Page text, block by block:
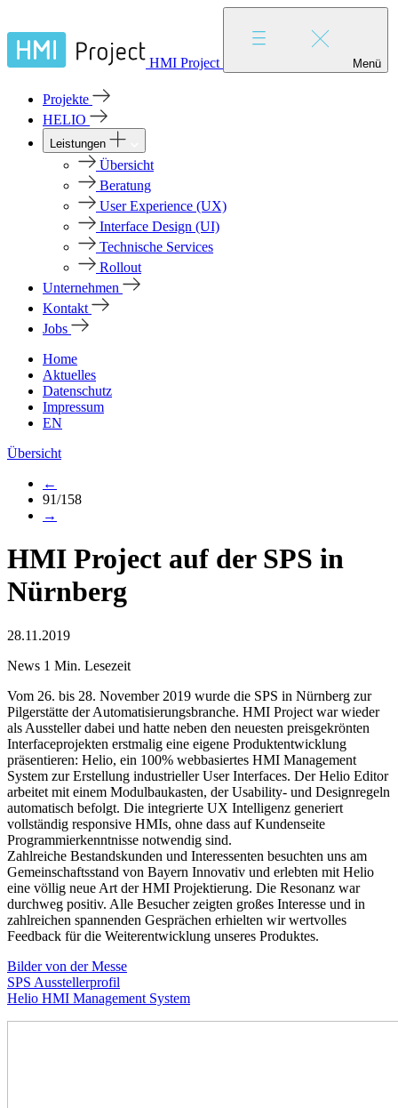
HMI Project Menü
Projekte
HELIO
Leistungen
Übersicht
Beratung
User Experience (UX)
Interface Design (UI)
Technische Services
Rollout
Unternehmen
Kontakt
Jobs
Home
Aktuelles
Datenschutz
Impressum
EN
Übersicht
←
91/158
→
HMI Project auf der SPS in
Nürnberg
28.11.2019
News 1 Min. Lesezeit
Vom 26. bis 28. November 2019 wurde die SPS in Nürnberg zur
Pilgerstätte der Automatisierungsbranche. HMI Project war wieder
als Aussteller dabei und hatte neben den neuesten preisgekrönten
Interfaceprojekten erstmalig eine eigene Produktentwicklung
präsentieren: Helio, ein 100% webbasiertes HMI Management
System zur Erstellung industrieller User Interfaces. Der Helio Editor
arbeitet mit einem Modulbaukasten, der Usability- und Designregeln
automatisch befolgt. Die integrierte UX Intelligenz generiert
vollständig responsive HMIs, ohne dass auf Kundenseite
Programmierkenntnisse notwendig sind.
Zahlreiche Bestandskunden und Interessenten besuchten uns am
Gemeinschaftsstand von Bayern Innovativ und erlebten mit Helio
eine völlig neue Art der HMI Projektierung. Die Resonanz war
durchweg positiv. Alle Besucher zeigten großes Interesse und in
zahlreichen spannenden Gesprächen erhielten wir wertvolles
Feedback für die Weiterentwicklung unseres Produktes.
Bilder von der Messe
SPS Ausstellerprofil
Helio HMI Management System